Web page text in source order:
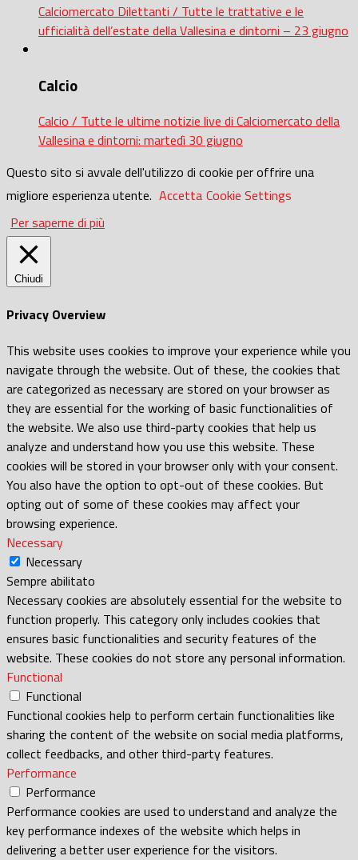
Calciomercato Dilettanti / Tutte le trattative e le
ufficialità dell’estate della Vallesina e dintorni – 23 giugno
Calcio
Calcio / Tutte le ultime notizie live di Calciomercato della
Vallesina e dintorni: martedì 30 giugno
Questo sito si avvale dell'utilizzo di cookie per offrire una
migliore esperienza utente. Accetta Cookie Settings
Per saperne di più
Chiudi
Privacy Overview
This website uses cookies to improve your experience while you
navigate through the website. Out of these, the cookies that
are categorized as necessary are stored on your browser as
they are essential for the working of basic functionalities of
the website. We also use third-party cookies that help us
analyze and understand how you use this website. These
cookies will be stored in your browser only with your consent.
You also have the option to opt-out of these cookies. But
opting out of some of these cookies may affect your
browsing experience.
Necessary
Necessary
Sempre abilitato
Necessary cookies are absolutely essential for the website to
function properly. This category only includes cookies that
ensures basic functionalities and security features of the
website. These cookies do not store any personal information.
Functional
Functional
Functional cookies help to perform certain functionalities like
sharing the content of the website on social media platforms,
collect feedbacks, and other third-party features.
Performance
Performance
Performance cookies are used to understand and analyze the
key performance indexes of the website which helps in
delivering a better user experience for the visitors.